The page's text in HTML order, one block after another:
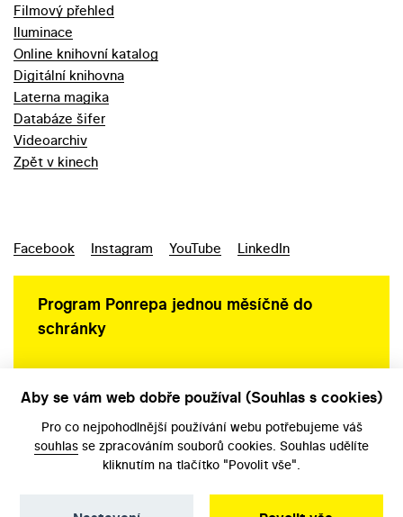
Filmový přehled
Iluminace
Online knihovní katalog
Digitální knihovna
Laterna magika
Databáze šifer
Videoarchiv
Zpět v kinech
Facebook Instagram YouTube LinkedIn
Program Ponrepa jednou měsíčně do
schránky
Aby se vám web dobře používal (Souhlas s cookies)
Pro co nejpohodlnější používání webu potřebujeme váš
souhlas se zpracováním souborů cookies. Souhlas udělíte
kliknutím na tlačítko "Povolit vše".